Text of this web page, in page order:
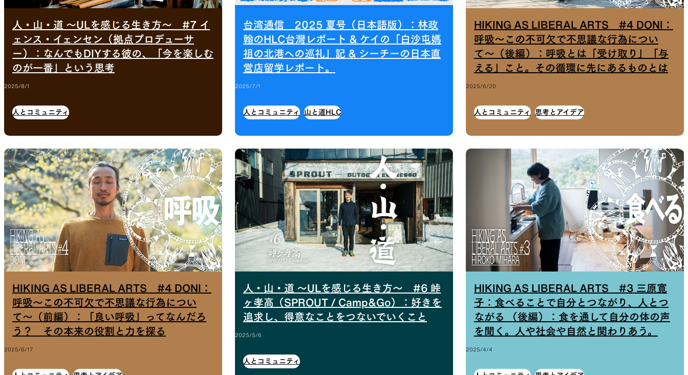
人・山・道 〜ULを感じる生き方〜 #7 イ
ェンス・イェンセン（拠点プロデューサ
ー）：なんでもDIYする彼の、「今を楽しむ
のが一番」という思考
2025/8/1
人とコミュニティ
台湾通信 2025 夏号（日本語版）：林政
翰のHLC台灣レポート & ケイの「白沙屯媽
祖の北港への巡礼」記 & シーチーの日本直
営店留学レポート。
2025/7/1
人とコミュニティ 山と道HLC
HIKING AS LIBERAL ARTS #4 DONI：
呼吸〜この不可欠で不思議な行為につい
て〜（後編）：呼吸とは「受け取り」「与
える」こと。その循環に先にあるものとは
2025/6/20
人とコミュニティ 思考とアイデア
HIKING AS LIBERAL ARTS #4 DONI：
呼吸〜この不可欠で不思議な行為につい
て〜（前編）：「良い呼吸」ってなんだろ
う？ その本来の役割と力を探る
2025/6/17
人・山・道 〜ULを感じる生き方〜 #6 峠
ヶ孝高（SPROUT / Camp&Go）：好きを
追求し、得意なことをつないでいくこと
2025/5/6
人とコミュニティ
HIKING AS LIBERAL ARTS #3 三原寛
子：食べることで自分とつながり、人とつ
ながる （後編）：食を通して自分の体の声
を聞く。人や社会や自然と関わりあう。
2025/4/4